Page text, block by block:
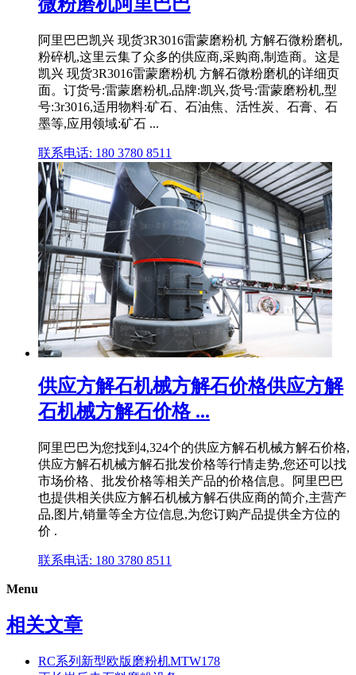
阿里巴巴凯兴 现货3R3016雷蒙磨粉机 方解石微粉磨机,
粉碎机,这里云集了众多的供应商,采购商,制造商。这是
凯兴 现货3R3016雷蒙磨粉机 方解石微粉磨机的详细页
面。订货号:雷蒙磨粉机,品牌:凯兴,货号:雷蒙磨粉机,型
号:3r3016,适用物料:矿石、石油焦、活性炭、石膏、石
墨等,应用领域:矿石 ...
联系电话: 180 3780 8511
供应方解石机械方解石价格供应方解
石机械方解石价格 ...
阿里巴巴为您找到4,324个的供应方解石机械方解石价格,
供应方解石机械方解石批发价格等行情走势,您还可以找
市场价格、批发价格等相关产品的价格信息。阿里巴巴
也提供相关供应方解石机械方解石供应商的简介,主营产
品,图片,销量等全方位信息,为您订购产品提供全方位的
价 .
联系电话: 180 3780 8511
Menu
相关文章
RC系列新型欧版磨粉机MTW178